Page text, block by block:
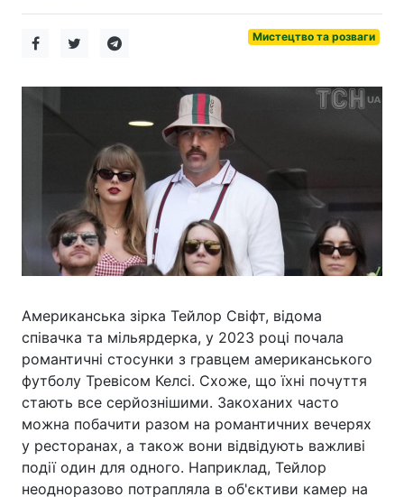
Мистецтво та розваги
Американська зірка Тейлор Свіфт, відома
співачка та мільярдерка, у 2023 році почала
романтичні стосунки з гравцем американського
футболу Тревісом Келсі. Схоже, що їхні почуття
стають все серйознішими. Закоханих часто
можна побачити разом на романтичних вечерях
у ресторанах, а також вони відвідують важливі
події один для одного. Наприклад, Тейлор
неодноразово потрапляла в об'єктиви камер на